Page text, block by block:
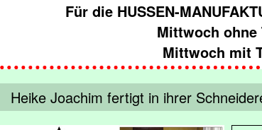
Für die HUSSEN-
Mittwoch ohne
Mittwoch mit
Heike Joachim fertigt in ihrer